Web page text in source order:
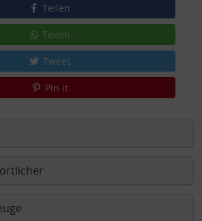
Teilen
Teilen
Tweet
Pin it